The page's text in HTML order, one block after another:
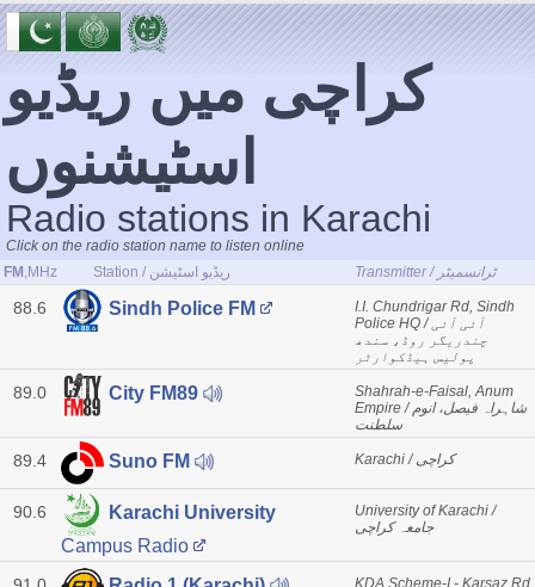
کراچی میں ریڈیو
اسٹیشنوں
Radio stations in Karachi
Click on the radio station name to listen online
FM ,MHz Station / ریڈیو اسٹیشن Transmitter / ٹرانسمیٹر
88.6 Sindh Police FM
I.I. Chundrigar Rd, Sindh
Police HQ / آئی آئی
چندریگر روڈ، سندھ
پولیس ہیڈکوارٹر
89.0 City FM89
Shahrah-e-Faisal, Anum
Empire / شاہراہ فیصل، انوم
سلطنت
89.4 Suno FM Karachi / کراچی
90.6
Karachi University
Campus Radio
University of Karachi /
جامعہ کراچی
KDA Scheme-I - Karsaz Rd